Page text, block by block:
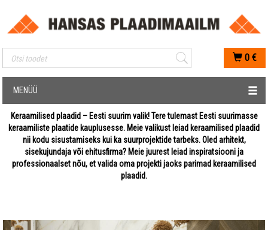
Mobiilis otsimise sisestus
0 €
MENÜÜ
Keraamilised plaadid – Eesti suurim valik! Tere tulemast Eesti suurimasse
keraamiliste plaatide kauplusesse. Meie valikust leiad keraamilised plaadid
nii kodu sisustamiseks kui ka suurprojektide tarbeks. Oled arhitekt,
sisekujundaja või ehitusfirma? Meie juurest leiad inspiratsiooni ja
professionaalset nõu, et valida oma projekti jaoks parimad keraamilised
plaadid.